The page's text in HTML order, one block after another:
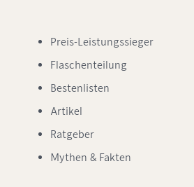
Preis-Leistungssieger
Flaschenteilung
Bestenlisten
Artikel
Ratgeber
Mythen & Fakten